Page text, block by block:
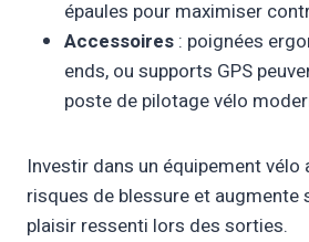
épaules pour maximiser
Accessoires : poignées
ends, ou supports GPS
poste de pilotage vélo
Investir dans un équipement vélo
risques de blessure et augmente
plaisir ressenti lors des sorties.